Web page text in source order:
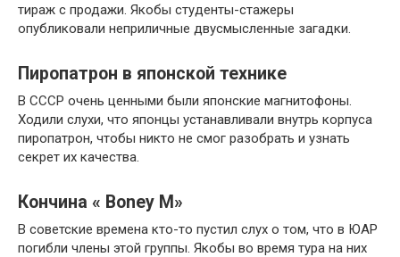
тираж с продажи. Якобы студенты-стажеры
опубликовали неприличные двусмысленные загадки.
Пиропатрон в японской технике
В СССР очень ценными были японские магнитофоны.
Ходили слухи, что японцы устанавливали внутрь корпуса
пиропатрон, чтобы никто не смог разобрать и узнать
секрет их качества.
Кончина « Boney M»
В советские времена кто-то пустил слух о том, что в ЮАР
погибли члены этой группы. Якобы во время тура на них